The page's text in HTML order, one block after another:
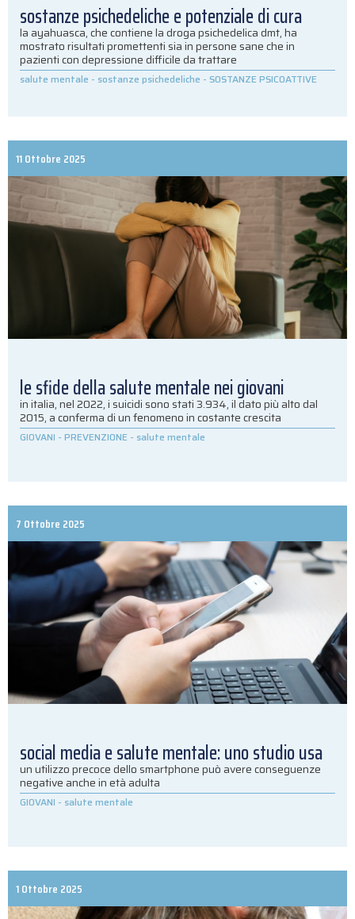
sostanze psichedeliche e potenziale di cura
la ayahuasca, che contiene la droga psichedelica dmt, ha
mostrato risultati promettenti sia in persone sane che in
pazienti con depressione difficile da trattare
salute mentale - sostanze psichedeliche - SOSTANZE PSICOATTIVE
11 Ottobre 2025
le sfide della salute mentale nei giovani
in italia, nel 2022, i suicidi sono stati 3.934, il dato più alto dal
2015, a conferma di un fenomeno in costante crescita
GIOVANI - PREVENZIONE - salute mentale
7 Ottobre 2025
social media e salute mentale: uno studio usa
un utilizzo precoce dello smartphone può avere conseguenze
negative anche in età adulta
GIOVANI - salute mentale
1 Ottobre 2025